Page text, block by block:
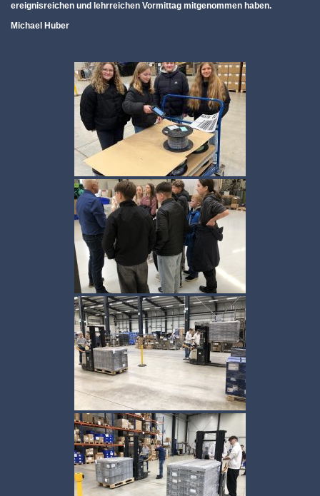
ereignisreichen und lehrreichen Vormittag mitgenommen haben.
Michael Huber